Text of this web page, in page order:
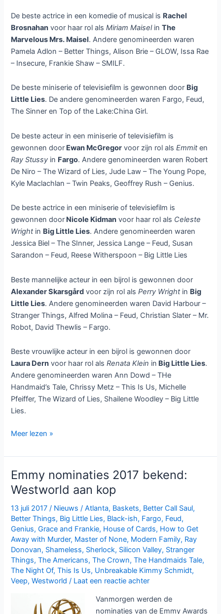
De beste actrice in een komedie of musical is Rachel
Brosnahan voor haar rol als Miriam MaiselinThe
Marvelous Mrs. Maisel. Andere genomineerden waren
Pamela Adlon – Better Things, Alison Brie – GLOW, Issa Rae
– Insecure, Frankie Shaw – SMILF.
De beste miniserie of televisiefilm is gewonnen door Big
Little Lies. De andere genomineerden waren Fargo, Feud,
The Sinner en Top of the Lake:China Girl.
De beste acteur in een miniserie of televisiefilm is
gewonnen door Ewan McGregor voor zijn rol alsEmmiten
Ray Stussy in Fargo. Andere genomineerden waren Robert
De Niro – The Wizard of Lies, Jude Law – The Young Pope,
Kyle Maclachlan – Twin Peaks, Geoffrey Rush – Genius.
De beste actrice in een miniserie of televisiefilm is
gewonnen door Nicole Kidman voor haar rol als Celeste
Wrightin Big Little Lies. Andere genomineerden waren
Jessica Biel – The SInner, Jessica Lange – Feud, Susan
Sarandon – Feud, Reese Witherspoon – Big Little Lies
Beste mannelijke acteur in een bijrol is gewonnen door
Alexander Skarsgård voor zijn rol alsPerry Wrightin Big
Little Lies. Andere genomineerden waren David Harbour –
Stranger Things, Alfred Molina – Feud, Christian Slater – Mr.
Robot, David Thewlis – Fargo.
Beste vrouwlijke acteur in een bijrol is gewonnen door
Laura Dern voor haar rol als Renata Klein in Big Little Lies.
Andere genomineerden waren Ann Dowd – THe
Handmaid’s Tale, Chrissy Metz – This Is Us, Michelle
Pfeiffer, The Wizard of Lies, Shailene Woodley – Big Little
Lies.
Big
Lies
grote
winnaar
bij
Golden
Globes
Meer lezen »
Emmy nominaties 2017 bekend:
Westworld aan kop
13 juli 2017/ Nieuws /Atlanta, Baskets, Better Call Saul,
Better Things, Big Little Lies, Black-ish, Fargo, Feud,
Genius,Grace and Frankie, House of Cards, How to Get
Away with Murder, Master of None, Modern Family, Ray
Donovan, Shameless, Sherlock, Silicon Valley, Stranger
Things,The Americans,The Crown,The Handmaids Tale,
The Night Of,This Is Us, Unbreakable Kimmy Schmidt,
Veep,Westworld / Laat een reactie achter
Vanmorgen werden de
nominaties van de Emmy Awards